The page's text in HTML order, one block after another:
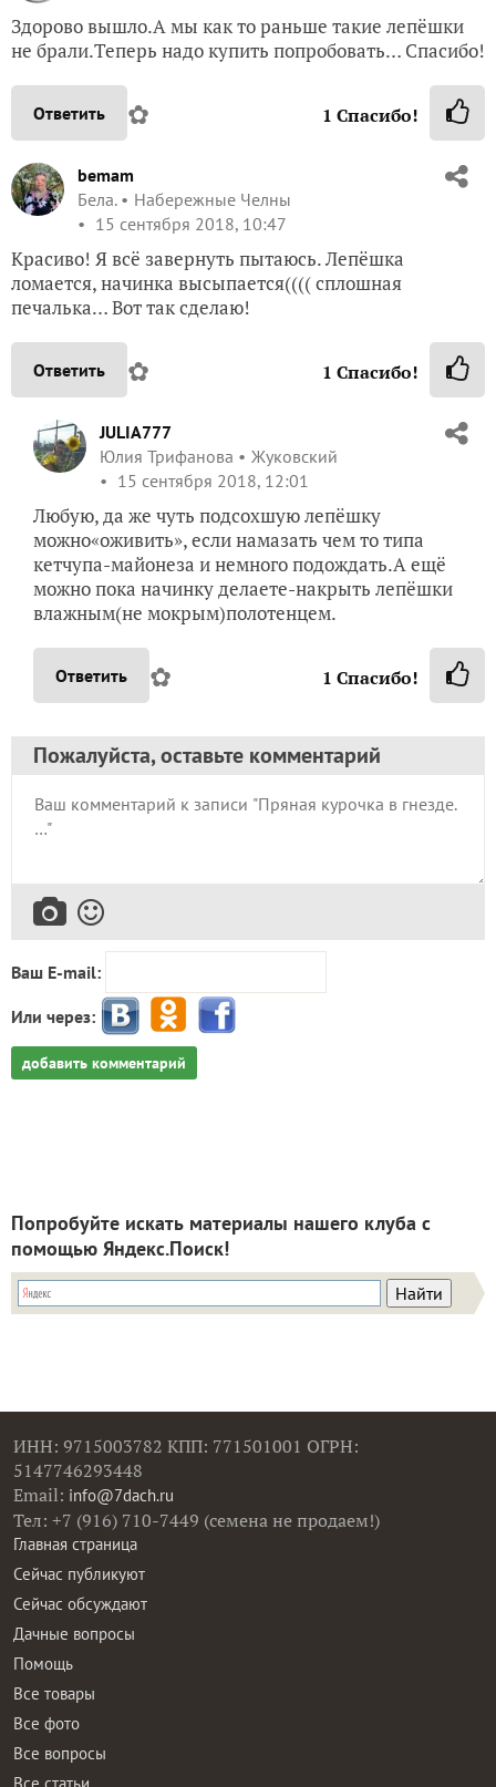
Здорово вышло.А мы как то раньше такие лепёшки
не брали.Теперь надо купить попробовать… Спасибо!
Ответить ✿ 1 Спасибо!
bemam
Бела.
Набережные Челны
15 сентября 2018, 10:47
Красиво! Я всё завернуть пытаюсь. Лепёшка
ломается, начинка высыпается(((( сплошная
печалька… Вот так сделаю!
Ответить ✿ 1 Спасибо!
JULIA777
Юлия Трифанова
Жуковский
15 сентября 2018, 12:01
Любую, да же чуть подсохшую лепёшку
можно«оживить», если намазать чем то типа
кетчупа-майонеза и немного подождать.А ещё
можно пока начинку делаете-накрыть лепёшки
влажным(не мокрым)полотенцем.
Ответить ✿ 1 Спасибо!
Пожалуйста, оставьте комментарий
Ваш E-mail:
Или через:
добавить комментарий
Попробуйте искать материалы нашего клуба с
помощью Яндекс.Поиск!
ИНН: 9715003782 КПП: 771501001 ОГРН:
5147746293448
Email: info@7dach.ru
Тел: +7 (916) 710-7449 (семена не продаем!)
Главная страница
Сейчас публикуют
Сейчас обсуждают
Дачные вопросы
Помощь
Все товары
Все фото
Все вопросы